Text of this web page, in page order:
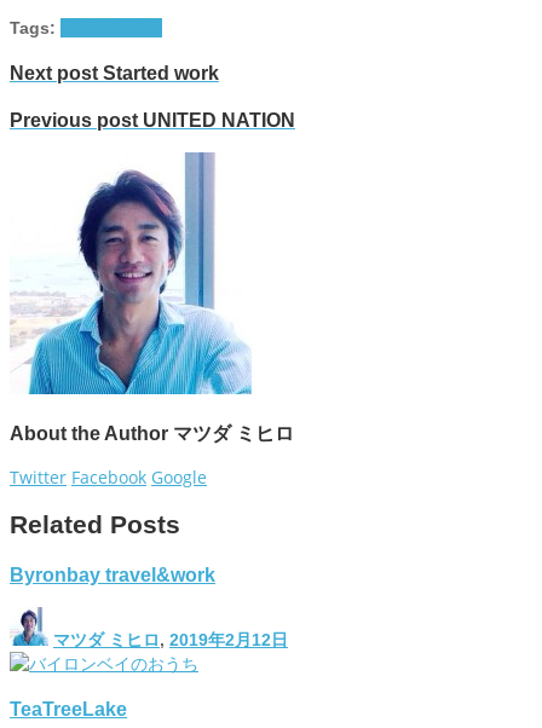
Tags:
Next post Started work
Previous post UNITED NATION
About the Author マツダ ミヒロ
Twitter Facebook Google
Related Posts
Byronbay travel&work
マツダ ミヒロ, 2019年2月12日
TeaTreeLake